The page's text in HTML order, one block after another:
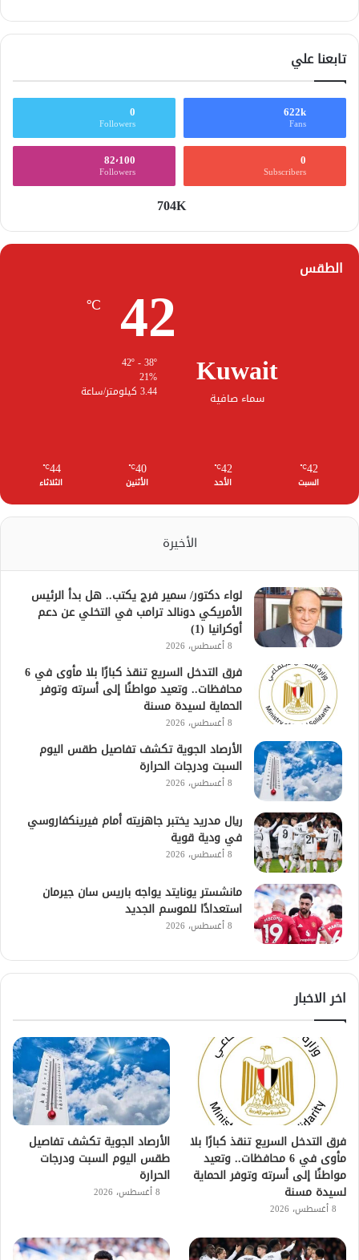
تابعنا علي
622k
Fans
0
Followers
0
Subscribers
82٬100
Followers
704K
الطقس
Kuwait
سماء صافية
42
℃
21%
3.44 كيلومتر/ساعة
42
℃
السبت
42
℃
الأحد
40
℃
الأثنين
44
℃
الثلاثاء
الأخيرة
لواء دكتور/ سمير فرج يكتب.. هل بدأ الرئيس
الأمريكي دونالد ترامب في التخلي عن دعم
أوكرانيا (1)
8 أغسطس، 2026
فرق التدخل السريع تنقذ كبارًا بلا مأوى في 6
محافظات.. وتعيد مواطنًا إلى أسرته وتوفر
الحماية لسيدة مسنة
8 أغسطس، 2026
الأرصاد الجوية تكشف تفاصيل طقس اليوم
السبت ودرجات الحرارة
8 أغسطس، 2026
ريال مدريد يختبر جاهزيته أمام فيرينكفاروسي
في ودية قوية
8 أغسطس، 2026
مانشستر يونايتد يواجه باريس سان جيرمان
استعدادًا للموسم الجديد
8 أغسطس، 2026
اخر الاخبار
فرق التدخل السريع تنقذ كبارًا بلا
مأوى في 6 محافظات.. وتعيد
مواطنًا إلى أسرته وتوفر الحماية
لسيدة مسنة
8 أغسطس، 2026
الأرصاد الجوية تكشف تفاصيل
طقس اليوم السبت ودرجات
الحرارة
8 أغسطس، 2026